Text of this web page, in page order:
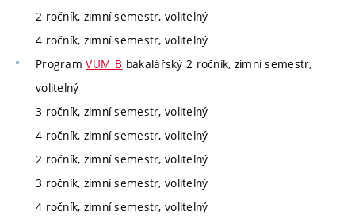
2 ročník, zimní semestr, volitelný
4 ročník, zimní semestr, volitelný
ProgramVUM_B bakalářský 2 ročník, zimní semestr,
volitelný
3 ročník, zimní semestr, volitelný
4 ročník, zimní semestr, volitelný
2 ročník, zimní semestr, volitelný
3 ročník, zimní semestr, volitelný
4 ročník, zimní semestr, volitelný